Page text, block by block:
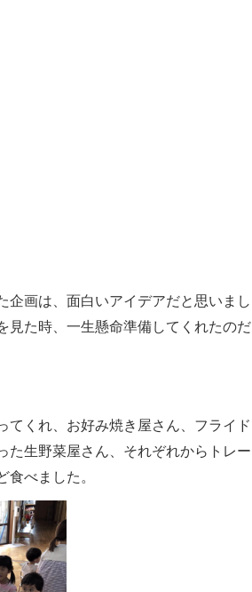
画は、面白いアイデアだと思いまし
見た時、一生懸命準備してくれたのだ
くれ、お好み焼き屋さん、フライド
た生野菜屋さん、それぞれからトレー
べました。